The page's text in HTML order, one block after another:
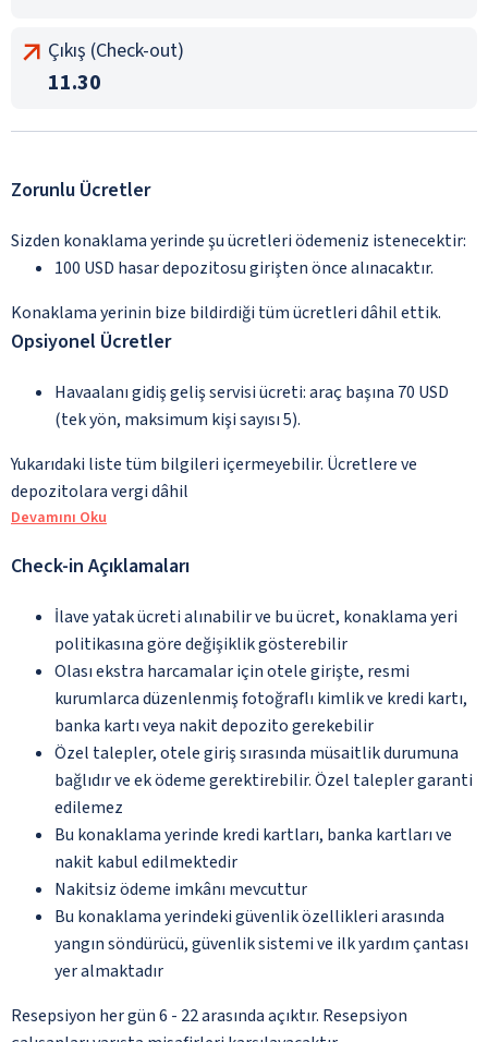
Çıkış (Check-out)
11.30
Zorunlu Ücretler
Sizden konaklama yerinde şu ücretleri ödemeniz istenecektir:
100 USD hasar depozitosu girişten önce alınacaktır.
Konaklama yerinin bize bildirdiği tüm ücretleri dâhil ettik.
Opsiyonel Ücretler
Havaalanı gidiş geliş servisi ücreti: araç başına 70 USD
(tek yön, maksimum kişi sayısı 5).
Yukarıdaki liste tüm bilgileri içermeyebilir. Ücretlere ve
depozitolara vergi dâhil
Devamını Oku
Check-in Açıklamaları
İlave yatak ücreti alınabilir ve bu ücret, konaklama yeri
politikasına göre değişiklik gösterebilir
Olası ekstra harcamalar için otele girişte, resmi
kurumlarca düzenlenmiş fotoğraflı kimlik ve kredi kartı,
banka kartı veya nakit depozito gerekebilir
Özel talepler, otele giriş sırasında müsaitlik durumuna
bağlıdır ve ek ödeme gerektirebilir. Özel talepler garanti
edilemez
Bu konaklama yerinde kredi kartları, banka kartları ve
nakit kabul edilmektedir
Nakitsiz ödeme imkânı mevcuttur
Bu konaklama yerindeki güvenlik özellikleri arasında
yangın söndürücü, güvenlik sistemi ve ilk yardım çantası
yer almaktadır
Resepsiyon her gün 6 - 22 arasında açıktır. Resepsiyon